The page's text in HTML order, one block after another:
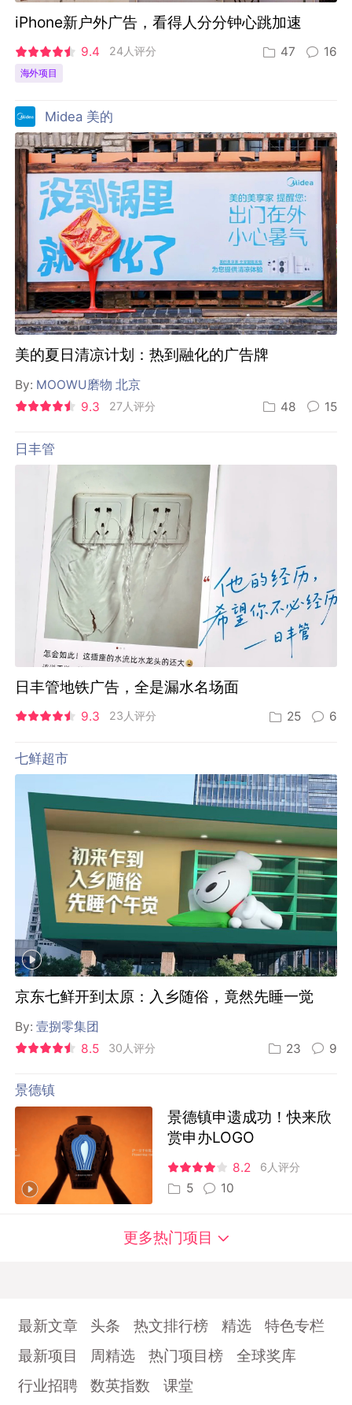
iPhone新户外广告，看得人分分钟心跳加速
9.4 24人评分 47 16
海外项目
Midea 美的
美的夏日清凉计划：热到融化的广告牌
By: MOOWU磨物 北京
9.3
27人评分 48 15
日丰管
日丰管地铁广告，全是漏水名场面
9.3 23人评分 25 6
七鲜超市
京东七鲜开到太原：入乡随俗，竟然先睡一觉
By:壹捌零集团
8.5
30人评分 23 9
景德镇
景德镇申遗成功！快来欣
赏申办LOGO
8.2 6人评分
5 10
更多热门项目
最新文章 头条 热文排行榜 精选
特色专栏
最新项目
周精选 热门项目榜
全球奖库
行业招聘
数英指数 课堂